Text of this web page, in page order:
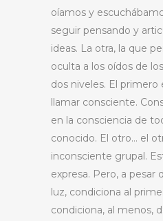
oíamos y
seguir pensando y
ideas. La otra, la que
oculta a los oídos de
dos niveles. El
llamar consciente.
en la consciencia de
conocido. El otro… el
inconsciente grupal.
expresa. Pero, a pesar
luz, condiciona al
condiciona, al menos,